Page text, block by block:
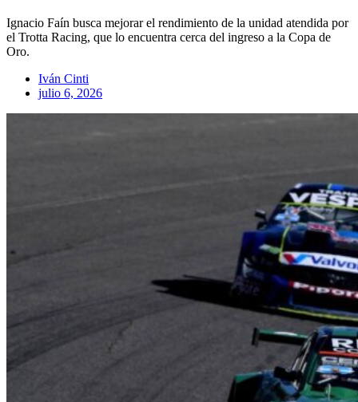
Ignacio Faín busca mejorar el rendimiento de la unidad atendida por
el Trotta Racing, que lo encuentra cerca del ingreso a la Copa de
Oro.
Iván Cinti
julio 6, 2026